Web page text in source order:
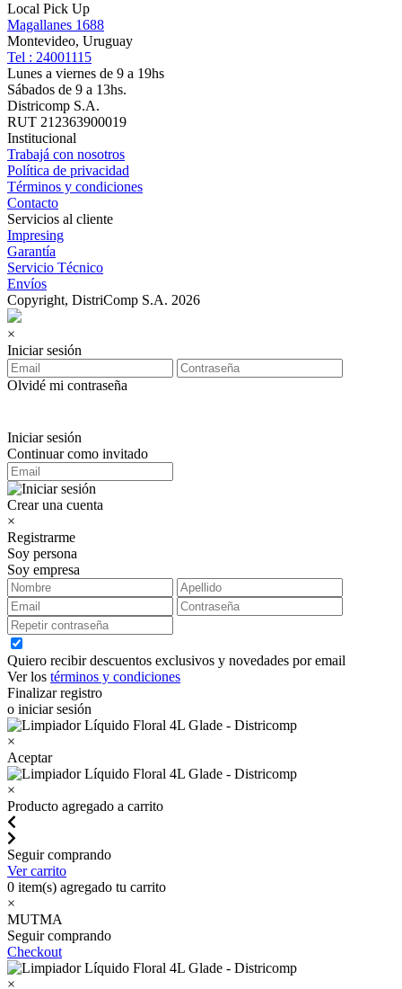
Local Pick Up
Magallanes 1688
Montevideo, Uruguay
Tel : 24001115
Lunes a viernes de 9 a 19hs
Sábados de 9 a 13hs.
Districomp S.A.
RUT 212363900019
Institucional
Trabajá con nosotros
Política de privacidad
Términos y condiciones
Contacto
Servicios al cliente
Impresing
Garantía
Servicio Técnico
Envíos
Copyright, DistriComp S.A. 2026
×
Iniciar sesión
Olvidé mi contraseña
Iniciar sesión
Continuar como invitado
Crear una cuenta
×
Registrarme
Soy persona
Soy empresa
Quiero recibir descuentos exclusivos y novedades por email
Ver los términos y condiciones
Finalizar registro
o iniciar sesión
×
Aceptar
×
Producto agregado a carrito
Seguir comprando
Ver carrito
0 item(s) agregado tu carrito
×
MUTMA
Seguir comprando
Checkout
×